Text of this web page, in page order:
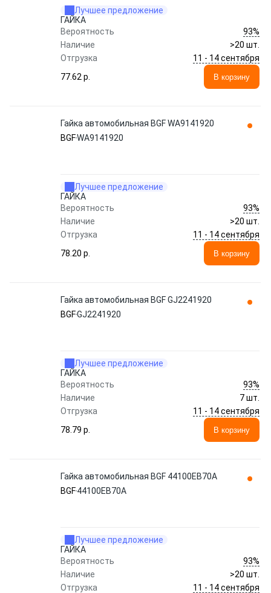
Лучшее предложение
ГАЙКА
Вероятность
93%
Наличие
>20 шт.
Отгрузка
11 - 14 сентября
77.62 p.
В корзину
Гайка автомобильная BGF WA9141920
BGFWA9141920
Лучшее предложение
ГАЙКА
Вероятность
93%
Наличие
>20 шт.
Отгрузка
11 - 14 сентября
78.20 p.
В корзину
Гайка автомобильная BGF GJ2241920
BGFGJ2241920
Лучшее предложение
ГАЙКА
Вероятность
93%
Наличие
7 шт.
Отгрузка
11 - 14 сентября
78.79 p.
В корзину
Гайка автомобильная BGF 44100EB70A
BGF44100EB70A
Лучшее предложение
ГАЙКА
Вероятность
93%
Наличие
>20 шт.
Отгрузка
11 - 14 сентября